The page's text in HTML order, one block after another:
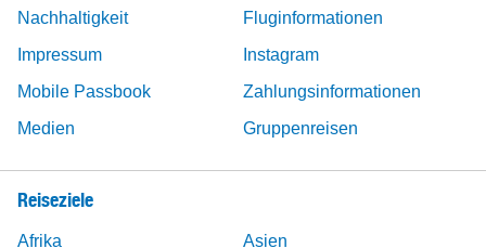
Nachhaltigkeit
Fluginformationen
Impressum
Instagram
Mobile Passbook
Zahlungsinformationen
Medien
Gruppenreisen
Reiseziele
Afrika Asien